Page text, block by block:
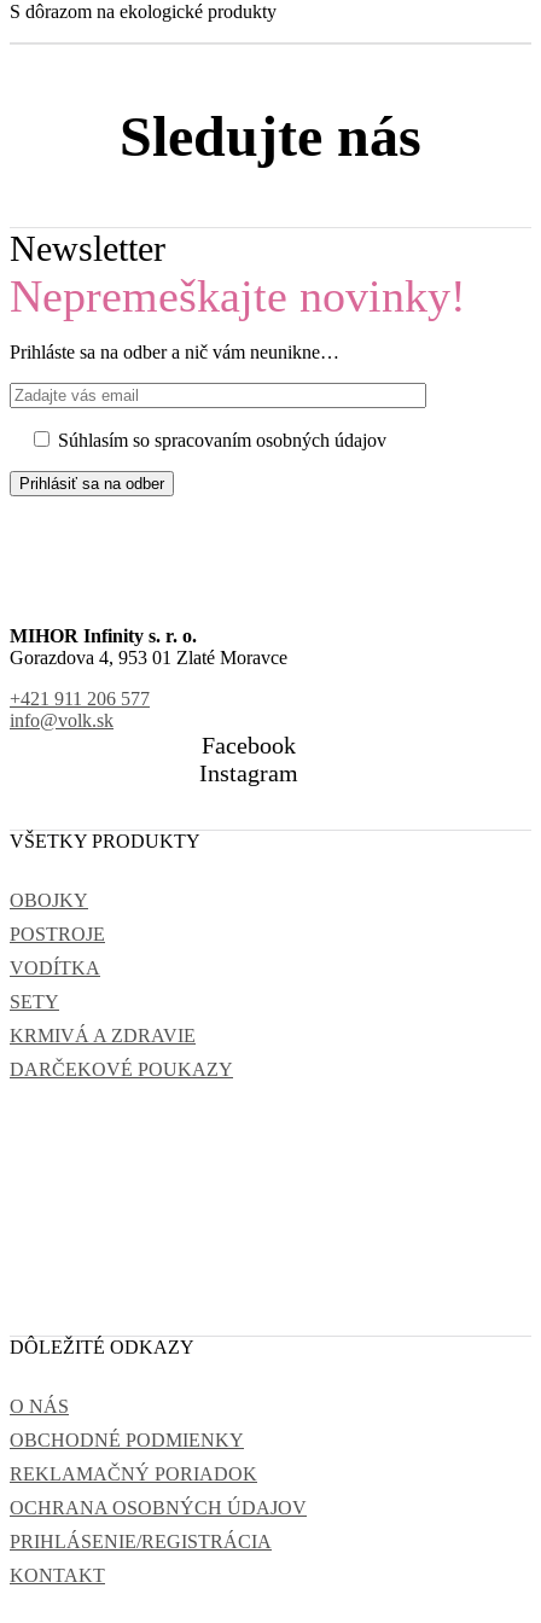
S dôrazom na ekologické produkty
Sledujte nás
Newsletter
Nepremeškajte novinky!
Prihláste sa na odber a nič vám neunikne…
Súhlasím so spracovaním osobných údajov
MIHOR Infinity s. r. o.
Gorazdova 4, 953 01 Zlaté Moravce
+421 911 206 577
info@volk.sk
Facebook
Instagram
VŠETKY PRODUKTY
OBOJKY
POSTROJE
VODÍTKA
SETY
KRMIVÁ A ZDRAVIE
DARČEKOVÉ POUKAZY
DÔLEŽITÉ ODKAZY
O NÁS
OBCHODNÉ PODMIENKY
REKLAMAČNÝ PORIADOK
OCHRANA OSOBNÝCH ÚDAJOV
PRIHLÁSENIE/REGISTRÁCIA
KONTAKT